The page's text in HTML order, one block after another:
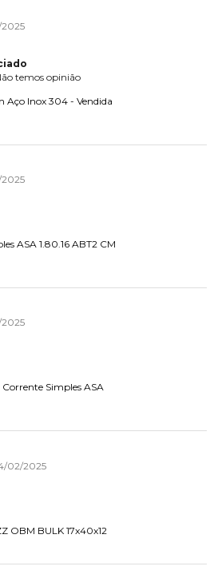
2025
temos opinião
Aço Inox 304 - Vendida
2025
ASA 1.80.16 ABT2 CM
2025
Simples ASA
02/2025
OBM BULK 17x40x12